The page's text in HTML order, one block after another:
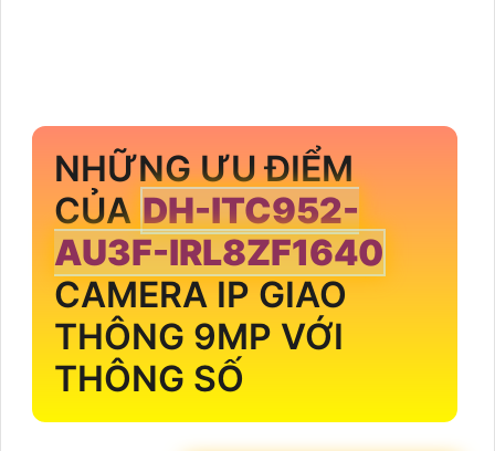
NHỮNG ƯU ĐIỂM
CỦADH-ITC952-
AU3F-IRL8ZF1640
CAMERA IP GIAO
THÔNG 9MP VỚI
THÔNG SỐ